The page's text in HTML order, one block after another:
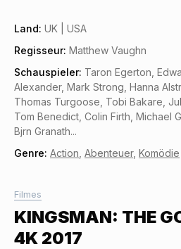
Land: UK | USA
Regisseur: Matthew Vaughn
Schauspieler: Taron Egerton,
Alexander, Mark Strong, Hanna
Thomas Turgoose, Tobi Bakare,
Tom Benedict, Colin Firth, Michael
Bjrn Granath...
Genre: Action Abenteuer, Komödie
Filmes
KINGSMAN: THE
4K 2017